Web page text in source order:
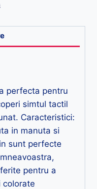
perfecta pentru
simtul tactil
Caracteristici:
in manuta si
sunt perfecte
pentru a
colorate